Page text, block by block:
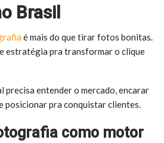
Brasil
é mais do que tirar fotos bonitas.
estratégia pra transformar o clique
entender o mercado, encarar
posicionar pra conquistar clientes.
como motor